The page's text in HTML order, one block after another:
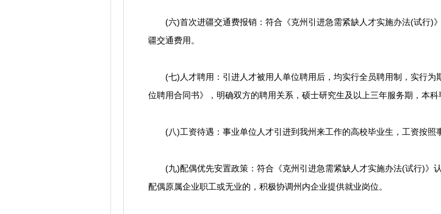
(六)首次进疆交通费报销：符合《克州引进急需紧缺人才实施办法(试行)
疆交通费用。
(七)人才聘用：引进人才被用人单位聘用后，均实行全员聘用制，实行为
位聘用合同书》，明确双方的聘用关系，硕士研究生及以上三年服务期，本科
(八)工资待遇：事业单位人才引进到我州来工作的高校毕业生，工资按照
(九)配偶优先安置政策：符合《克州引进急需紧缺人才实施办法(试行)》
配偶原属企业职工或无业的，积极协调州内企业提供就业岗位。